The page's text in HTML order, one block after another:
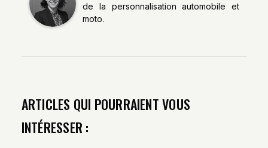
de la personnalisation automobile et
moto.
ARTICLES QUI POURRAIENT VOUS
INTÉRESSER :